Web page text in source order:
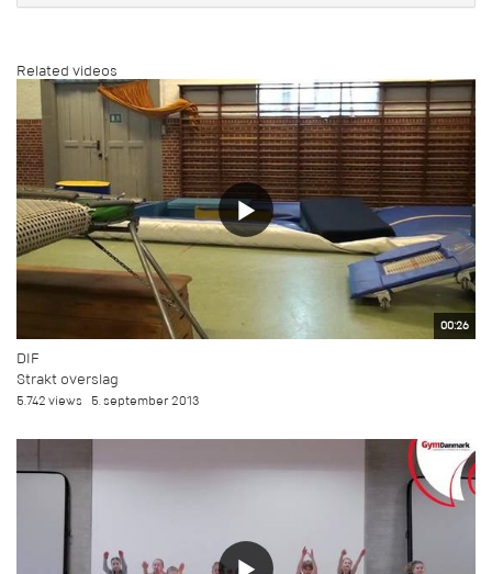
Related videos
00:26
DIF
Strakt overslag
5.742 views 5. september 2013